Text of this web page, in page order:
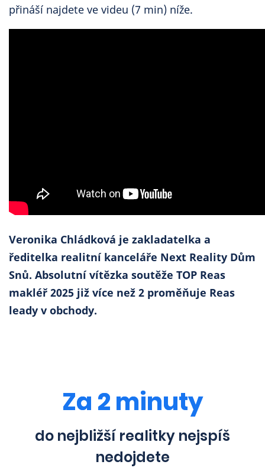
přináší najdete ve videu (7 min) níže.
Veronika Chládková je zakladatelka a
ředitelka realitní kanceláře Next Reality Dům
Snů. Absolutní vítězka soutěže TOP Reas
makléř 2025 již více než 2 proměňuje Reas
leady v obchody.
Za 2 minuty
do nejbližší realitky nejspíš
nedojdete